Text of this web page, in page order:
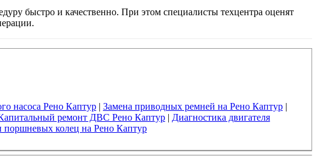
быстро и качественно. При этом специалисты техцентра оценят
насоса Рено Каптур| Замена приводных ремней на Рено Каптур|
ремонт ДВС Рено Каптур| Диагностика двигателя
поршневых колец на Рено Каптур